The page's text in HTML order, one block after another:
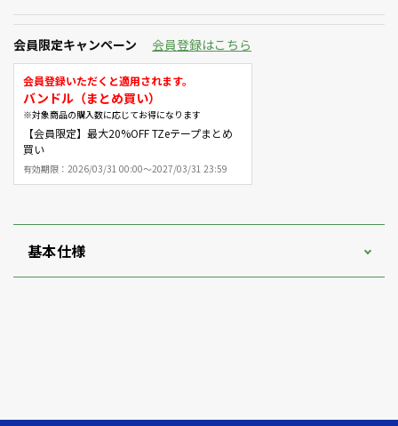
会員限定キャンペーン 会員登録はこちら
会員登録いただくと適用されます。
バンドル（まとめ買い）
※対象商品の購入数に応じてお得になります
【会員限定】最大20%OFF TZeテープまとめ
買い
有効期限： 2026/03/31 00:00～2027/03/31 23:59
基本仕様